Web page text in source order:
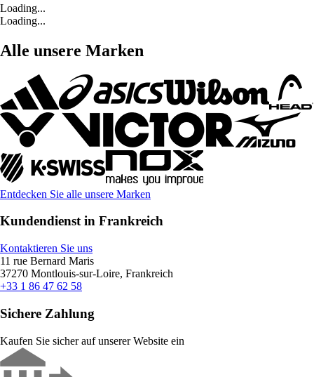
Loading...
Loading...
Alle unsere Marken
Entdecken Sie alle unsere Marken
Kundendienst in Frankreich
Kontaktieren Sie uns
11 rue Bernard Maris
37270 Montlouis-sur-Loire, Frankreich
+33 1 86 47 62 58
Sichere Zahlung
Kaufen Sie sicher auf unserer Website ein